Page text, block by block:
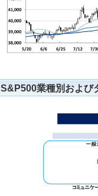
S&P500業種別および